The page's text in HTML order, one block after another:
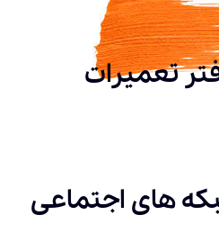
تعمیرات
های اجتماعی